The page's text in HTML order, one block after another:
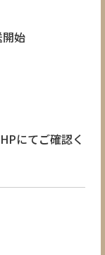
始
にてご確認く